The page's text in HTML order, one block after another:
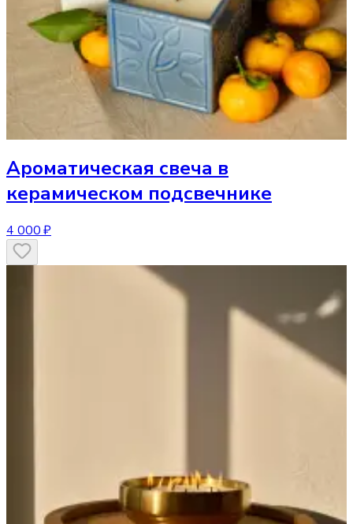
Ароматическая свеча в
керамическом подсвечнике
4 000 ₽